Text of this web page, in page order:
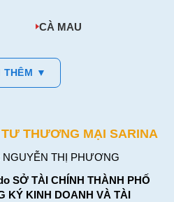
CÀ MAU
THÊM ▼
THƯƠNG MẠI SARINA
NGUYỄN THỊ PHƯƠNG
SỞ TÀI CHÍNH THÀNH PHỐ
KÝ KINH DOANH VÀ TÀI